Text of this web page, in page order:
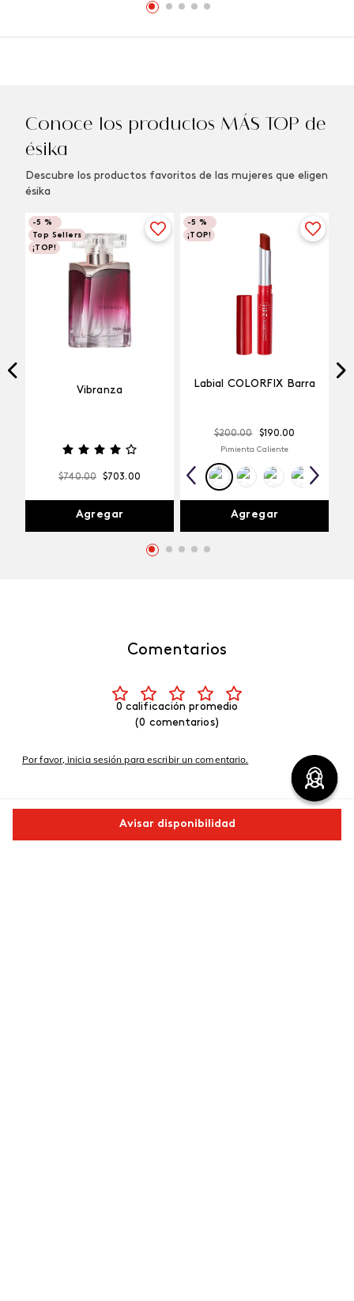
Avisar disponibilidad
Conoce los productos MÁS TOP de
ésika
Descubre los productos favoritos de las mujeres que eligen
ésika
-5 %
Top Sellers
¡TOP!
Vibranza
$740.00 $703.00
Agregar
-5 %
¡TOP!
Labial COLORFIX Barra
$200.00 $190.00
Pimienta Caliente
Agregar
Comentarios
0 calificación promedio
(0 comentarios)
Por favor, inicia sesión para escribir un comentario.
No hay comentarios.